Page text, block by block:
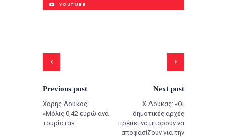
YOUTUBE
Previous post
Χάρης Δούκας:
«Μόλις 0,42 ευρώ ανά
τουρίστα»
Next post
Χ.Δούκας: «Οι
δημοτικές αρχές
πρέπει να μπορούν να
αποφασίζουν για την